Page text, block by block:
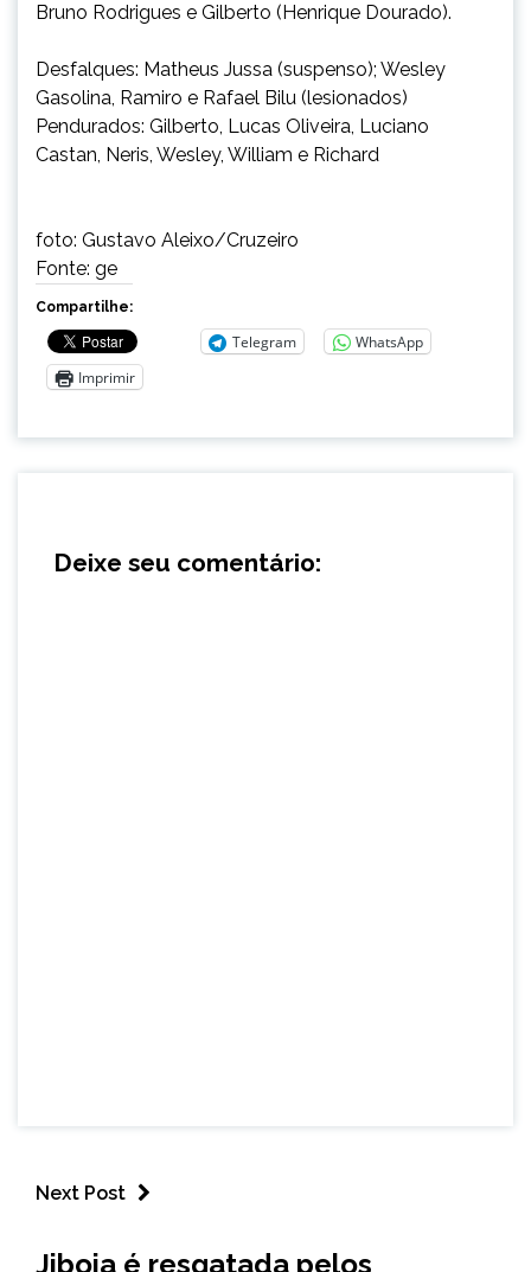
Bruno Rodrigues e Gilberto (Henrique Dourado).
Desfalques: Matheus Jussa (suspenso); Wesley
Gasolina, Ramiro e Rafael Bilu (lesionados)
Pendurados: Gilberto, Lucas Oliveira, Luciano
Castan, Neris, Wesley, William e Richard
foto: Gustavo Aleixo/Cruzeiro
Fonte: ge
Compartilhe:
Telegram
WhatsApp
Imprimir
Deixe seu comentário:
Next Post
Jiboia é resgatada pelos